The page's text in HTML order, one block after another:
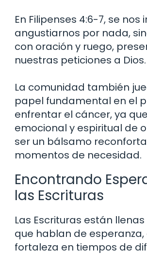
En Filipenses 4:6-7, se nos
angustiarnos por nada,
con oración y ruego,
nuestras peticiones a Dios.
La comunidad también
papel fundamental en el
enfrentar el cáncer, ya
emocional y espiritual de
ser un bálsamo
momentos de necesidad.
Encontrando
las Escrituras
Las Escrituras están
que hablan de esperanza,
fortaleza en tiempos de